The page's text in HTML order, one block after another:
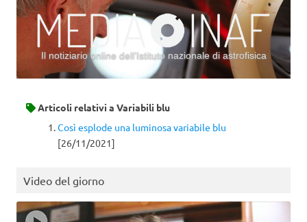
Il notiziario online dell’Istituto nazionale di astrofisica
Articoli relativi a Variabili blu
Così esplode una luminosa variabile blu
[26/11/2021]
Video del giorno